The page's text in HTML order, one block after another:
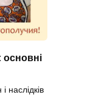
наслідків